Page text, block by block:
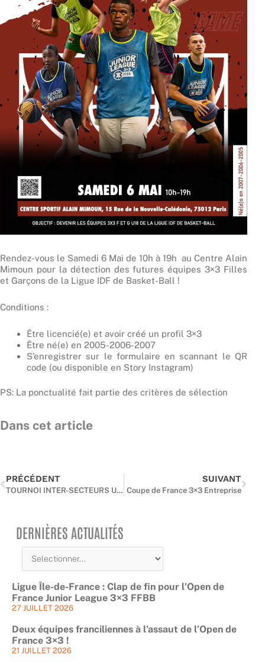
Rendez-vous le Samedi 6 Mai de 10h à 19h au Centre Alain
Mimoun pour la détection des futures équipes 3×3 Filles
et Garçons de la Ligue IDF de Basket-Ball !
Conditions :
Être licencié(e) et avoir créé un profil 3×3
Être né(e) en 2005-2006-2007
S’enregistrer sur le formulaire en scannant le QR
code (ou disponible en Story Instagram)
PS: La ponctualité fait partie des critères de sélection
Dans cet article
PRÉCÉDENT
TOURNOI INTER-SECTEURS U14 : LES MEILLEURS POTENTIELS DE LA ZONE NORD-EST RÉUNIS DANS L’AUBE
SUIVANT
Coupe de France 3×3 Entreprise
DERNIÈRES ACTUALITÉS
Ligue Île-de-France : Clap de fin pour l’Open de
France Junior League 3×3 FFBB
27 JUILLET 2026
Deux équipes franciliennes à l’assaut de l’Open de
France 3×3 !
21 JUILLET 2026